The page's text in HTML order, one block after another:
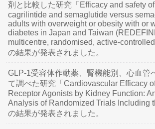
剤と比較した研究「Efficacy and safety
cagrilintide and semaglutide versus
adults with overweight or obesity with or
diabetes in Japan and Taiwan
multicentre, randomised, active-
の結果が発表されました。
GLP-1受容体作動薬、腎機能別、心血管
て調べた研究「Cardiovascular Efficacy
Receptor Agonists by Kidney Function:
Analysis of Randomized Trials Including
の結果が発表されました。